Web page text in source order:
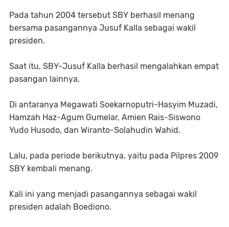
Pada tahun 2004 tersebut SBY berhasil menang
bersama pasangannya Jusuf Kalla sebagai wakil
presiden.
Saat itu, SBY-Jusuf Kalla berhasil mengalahkan empat
pasangan lainnya.
Di antaranya Megawati Soekarnoputri-Hasyim Muzadi,
Hamzah Haz-Agum Gumelar, Amien Rais-Siswono
Yudo Husodo, dan Wiranto-Solahudin Wahid.
Lalu, pada periode berikutnya, yaitu pada Pilpres 2009
SBY kembali menang.
Kali ini yang menjadi pasangannya sebagai wakil
presiden adalah Boediono.